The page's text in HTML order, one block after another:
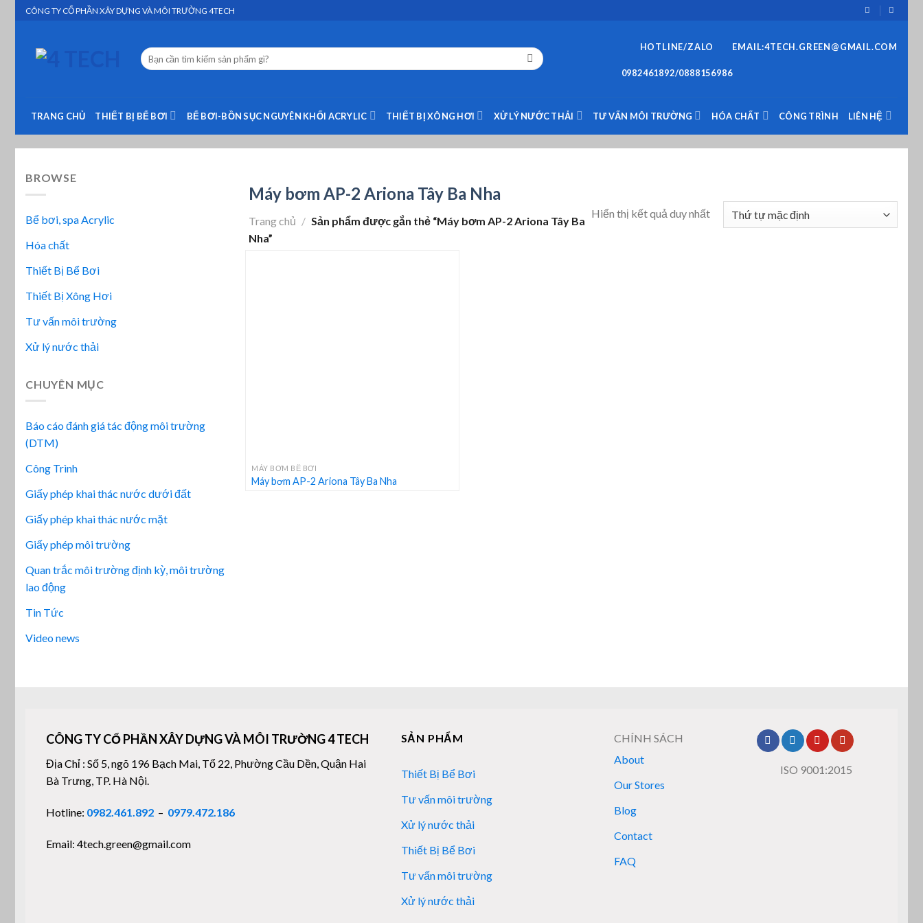
Skip
CÔNG TY CỔ PHẦN XÂY DỰNG VÀ MÔI TRƯỜNG 4TECH
Tìm
kiếm:
HOTLINE/ZALO
0982461892/0888156986
EMAIL:4TECH.GREEN@GMAIL.COM
TRANG CHỦ THIẾT BỊ BỂ BƠI BỂ BƠI-BỒN SỤC NGUYÊN KHỐI ACRYLIC THIẾT BỊ XÔNG HƠI XỬ LÝ NƯỚC THẢI TƯ VẤN MÔI TRƯỜNG HÓA CHẤT CÔNG TRÌNH LIÊN HỆ
BROWSE
Bể bơi, spa Acrylic
Hóa chất
Thiết Bị Bể Bơi
Thiết Bị Xông Hơi
Tư vấn môi trường
Xử lý nước thải
CHUYÊN MỤC
Báo cáo đánh giá tác động môi trường
(DTM)
Công Trình
Giấy phép khai thác nước dưới đất
Giấy phép khai thác nước mặt
Giấy phép môi trường
Quan trắc môi trường định kỳ, môi trường
lao động
Tin Tức
Video news
Máy bơm AP-2 Ariona Tây Ba Nha
Trang chủ / Sản phẩm được gắn thẻ “Máy bơm AP-2 Ariona Tây Ba
Nha”
Hiển thị kết quả duy nhất
MÁY BƠM BỂ BƠI
Máy bơm AP-2 Ariona Tây Ba Nha
CÔNG TY CỔ PHẦN XÂY DỰNG VÀ MÔI TRƯỜNG 4 TECH
Địa Chỉ : Số 5, ngõ 196 Bạch Mai, Tổ 22, Phường Cầu Dền, Quận Hai
Bà Trưng, TP. Hà Nội.
Hotline: 0982.461.892 – 0979.472.186
Email: 4tech.green@gmail.com
SẢN PHẨM
Thiết Bị Bể Bơi
Tư vấn môi trường
Xử lý nước thải
Thiết Bị Bể Bơi
Tư vấn môi trường
Xử lý nước thải
CHÍNH SÁCH
About
Our Stores
Blog
Contact
FAQ
ISO 9001:2015